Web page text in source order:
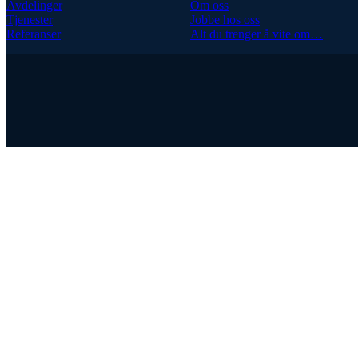
Avdelinger
Tjenester
Referanser
Om oss
Jobbe hos oss
Alt du trenger å vite om…